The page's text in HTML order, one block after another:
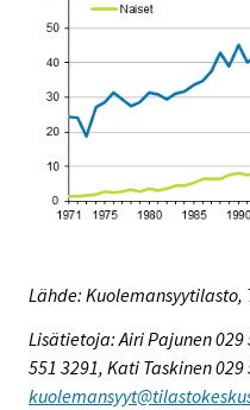
Lähde: Kuolemansyytilasto,
Lisätietoja: Airi Pajunen
551 3291, Kati Taskinen 029